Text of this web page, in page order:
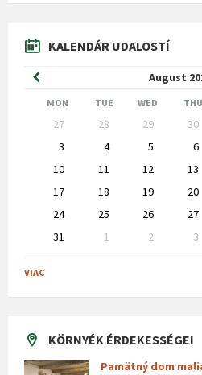
KALENDÁR UDALOSTÍ
August
Previous
Month
MON TUE WED THU
calendar
27 28 29 30
3
4 5 6
10
11 12 13
17
18 19 20
24
25 26 27
31
1 2 3
to
calendar
VIAC
KÖRNYÉK ÉRDEKESSÉGEI
Pamätný dom